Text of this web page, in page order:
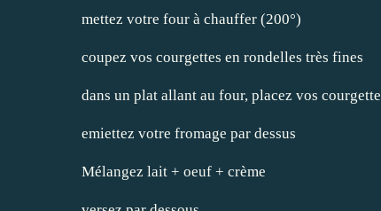
mettez votre four à chauffer (200°)
coupez vos courgettes en rondelles très fines
dans un plat allant au four, placez vos courgette
emiettez votre fromage par dessus
Mélangez lait + oeuf + crème